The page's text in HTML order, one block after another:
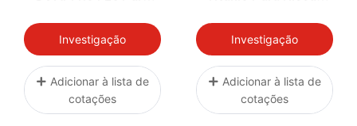
2022-2026
Investigação
Adicionar à lista de
cotações
G37
Investigação
Adicionar à lista de
cotações